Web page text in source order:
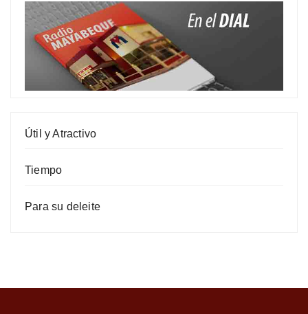
Útil y Atractivo
Tiempo
Para su deleite